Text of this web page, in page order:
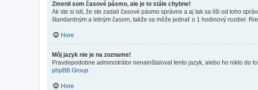
Zmenil som časové pásmo, ale je to stále chybne!
Ak ste si istí, že ste zadali časové pásmo správne a aj tak sa líši od toho
štandardným a letným časom, takže sa môže jednať o 1 hodinový rozdiel.
Hore
Môj jazyk nie je na zozname!
Pravdepodobne administrátor nenainštaloval tento jazyk, alebo ho nikto do
phpBB Group.
Hore